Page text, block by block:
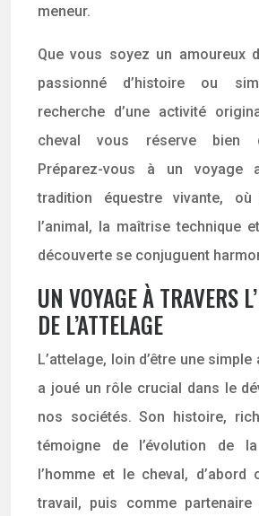
meneur.
Que vous soyez un amoureux
passionné d’histoire ou
recherche d’une activité
cheval vous réserve bien
Préparez-vous à un voyage
tradition équestre vivante,
l’animal, la maîtrise technique
découverte se conjuguent
UN VOYAGE À TRAVERS
DE L’ATTELAGE
L’attelage, loin d’être une
a joué un rôle crucial dans le
nos sociétés. Son histoire,
témoigne de l’évolution de
l’homme et le cheval, d’abord
travail, puis comme